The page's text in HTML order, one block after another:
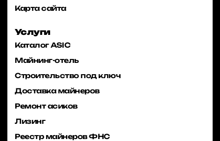
Карта сайта
Услуги
Каталог ASIC
Майнинг-отель
Строительство под ключ
Доставка майнеров
Ремонт асиков
Лизинг
Реестр майнеров ФНС